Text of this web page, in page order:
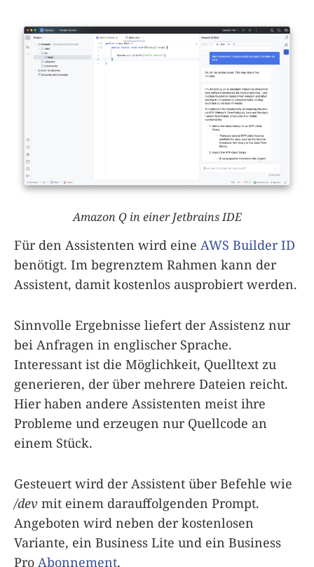
Amazon Q in einer Jetbrains IDE
Für den Assistenten wird eine AWS Builder ID
benötigt. Im begrenztem Rahmen kann der
Assistent, damit kostenlos ausprobiert werden.
Sinnvolle Ergebnisse liefert der Assistenz nur
bei Anfragen in englischer Sprache.
Interessant ist die Möglichkeit, Quelltext zu
generieren, der über mehrere Dateien reicht.
Hier haben andere Assistenten meist ihre
Probleme und erzeugen nur Quellcode an
einem Stück.
Gesteuert wird der Assistent über Befehle wie
/dev mit einem darauffolgenden Prompt.
Angeboten wird neben der kostenlosen
Variante, ein Business Lite und ein Business
Pro Abonnement.